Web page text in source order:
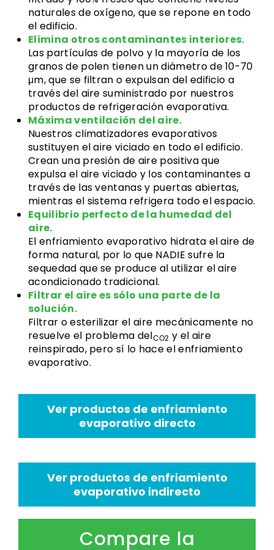
naturales de oxígeno, que se repone en todo
el edificio.
Elimina otros contaminantes interiores.
Las partículas de polvo y la mayoría de los
granos de polen tienen un diámetro de 10-70
μm, que se filtran o expulsan del edificio a
través del aire suministrado por nuestros
productos de refrigeración evaporativa.
Máxima ventilación del aire.
Nuestros climatizadores evaporativos
sustituyen el aire viciado en todo el edificio.
Crean una presión de aire positiva que
expulsa el aire viciado y los contaminantes a
través de las ventanas y puertas abiertas,
mientras el sistema refrigera todo el espacio.
Equilibrio perfecto de la humedad del
aire.
El enfriamiento evaporativo hidrata el aire de
forma natural, por lo que NADIE sufre la
sequedad que se produce al utilizar el aire
acondicionado tradicional.
Filtrar el aire es sólo una parte de la
solución.
Filtrar o esterilizar el aire mecánicamente no
resuelve el problema delCO2 y el aire
reinspirado, pero sí lo hace el enfriamiento
evaporativo.
Ver productos de enfriamiento
evaporativo directo
Ver productos de enfriamiento
evaporativo indirecto
Compare la